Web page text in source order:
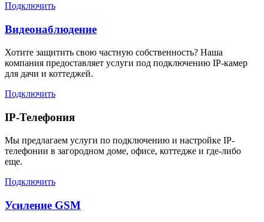
Подключить
Видеонаблюдение
Хотите защитить свою частную собственность? Наша
компания предоставляет услуги под подключению IP-камер
для дачи и коттеджей.
Подключить
IP-Телефония
Мы предлагаем услуги по подключению и настройке IP-
телефонии в загородном доме, офисе, коттедже и где-либо
еще.
Подключить
Усиление GSM